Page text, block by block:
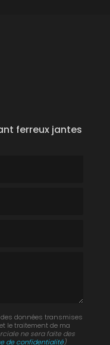
ferreux jantes
des données transmises
le traitement de ma
ne sera faite des
de confidentialité)